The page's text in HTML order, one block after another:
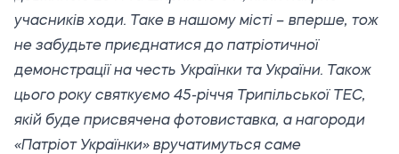
учасників ходи. Таке в нашому місті – вперше, тож
не забудьте приєднатися до патріотичної
демонстрації на честь Українки та України. Також
цього року святкуємо 45-річчя Трипільської ТЕС,
якій буде присвячена фотовиставка, а нагороди
«Патріот Українки» вручатимуться саме